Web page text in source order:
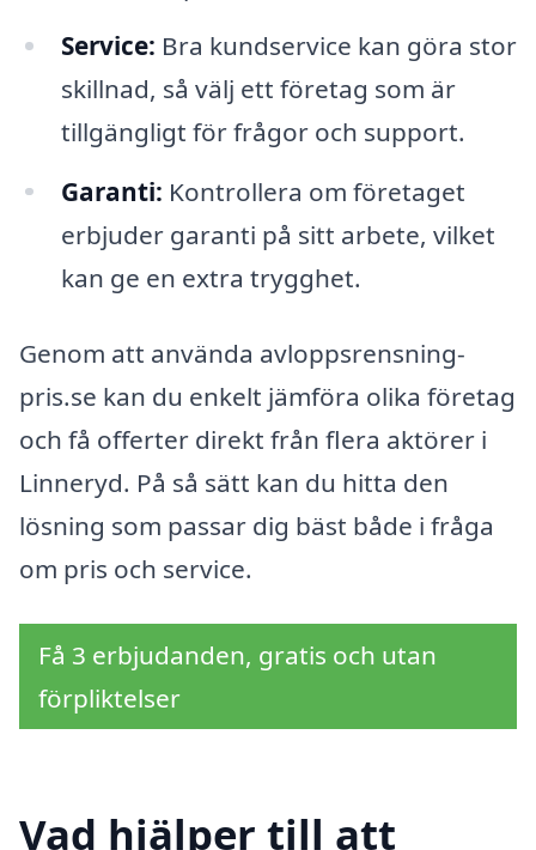
Service: Bra kundservice kan göra stor
skillnad, så välj ett företag som är
tillgängligt för frågor och support.
Garanti: Kontrollera om företaget
erbjuder garanti på sitt arbete, vilket
kan ge en extra trygghet.
Genom att använda avloppsrensning-
pris.se kan du enkelt jämföra olika företag
och få offerter direkt från flera aktörer i
Linneryd. På så sätt kan du hitta den
lösning som passar dig bäst både i fråga
om pris och service.
Få 3 erbjudanden, gratis och utan
förpliktelser
Vad hjälper till att